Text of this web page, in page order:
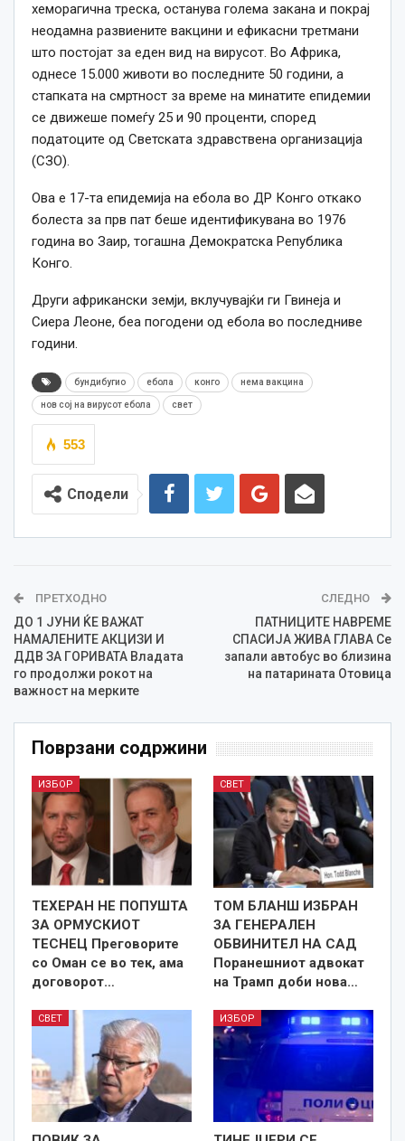
хеморагична треска, останува голема закана и покрај
неодамна развиените вакцини и ефикасни третмани
што постојат за еден вид на вирусот. Во Африка,
однесе 15.000 животи во последните 50 години, а
стапката на смртност за време на минатите епидемии
се движеше помеѓу 25 и 90 проценти, според
податоците од Светската здравствена организација
(СЗО).
Ова е 17-та епидемија на ебола во ДР Конго откако
болеста за прв пат беше идентификувана во 1976
година во Заир, тогашна Демократска Република
Конго.
Други африкански земји, вклучувајќи ги Гвинеја и
Сиера Леоне, беа погодени од ебола во последниве
години.
бундибугио ебола конго нема вакцина
нов сој на вирусот ебола свет
553
Сподели
ПРЕТХОДНО
ДО 1 ЈУНИ ЌЕ ВАЖАТ
НАМАЛЕНИТЕ АКЦИЗИ И
ДДВ ЗА ГОРИВАТА Владата
го продолжи рокот на
важност на мерките
СЛЕДНО
ПАТНИЦИТЕ НАВРЕМЕ
СПАСИЈА ЖИВА ГЛАВА Се
запали автобус во близина
на патарината Отовица
Поврзани содржини
ИЗБОР
ТЕХЕРАН НЕ ПОПУШТА
ЗА ОРМУСКИОТ
ТЕСНЕЦ Преговорите
со Оман се во тек, ама
договорот…
СВЕТ
ТОМ БЛАНШ ИЗБРАН
ЗА ГЕНЕРАЛЕН
ОБВИНИТЕЛ НА САД
Поранешниот адвокат
на Трамп доби нова…
СВЕТ ИЗБОР